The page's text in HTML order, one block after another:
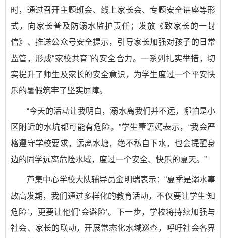
时，通过召开主题班会、线上家长会、专题安全讲座等形
式，向家长普及防溺水监护责任；发放《致家长的一封
信》、推送公众号安全提示，引导家长加强对孩子的日常
监管，形成“家校共育”的安全合力。一系列扎实举措，切
实提升了师生及家长的安全意识，为学生度过一个平安快
乐的暑假筑牢了坚实屏障。
“今天的活动让我明白，溺水离我们并不远，哪怕是小
区附近的水坑都可能有危险。”学生董语嫣表示，“我会严
格遵守学校要求，远离水塘，绝不私自下水，也会提醒身
边的同学远离危险水域，度过一个安全、快乐的夏天。”
芦集中心学校大队辅导员金明瑞表示：“夏季是溺水事
故高发期，我们通过多样化的教育活动，不仅要让学生‘知
危险’，更要让他们‘会避险’。下一步，学校将持续加强与
社会、家长的联动，开展常态化水域巡查，呼吁社会各界